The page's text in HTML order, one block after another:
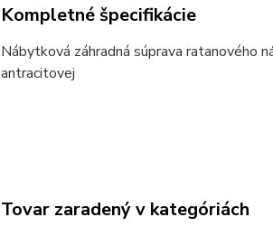
Kompletné špecifikácie
Nábytková záhradná súprava ratanového
antracitovej
Tovar zaradený v kategóriách